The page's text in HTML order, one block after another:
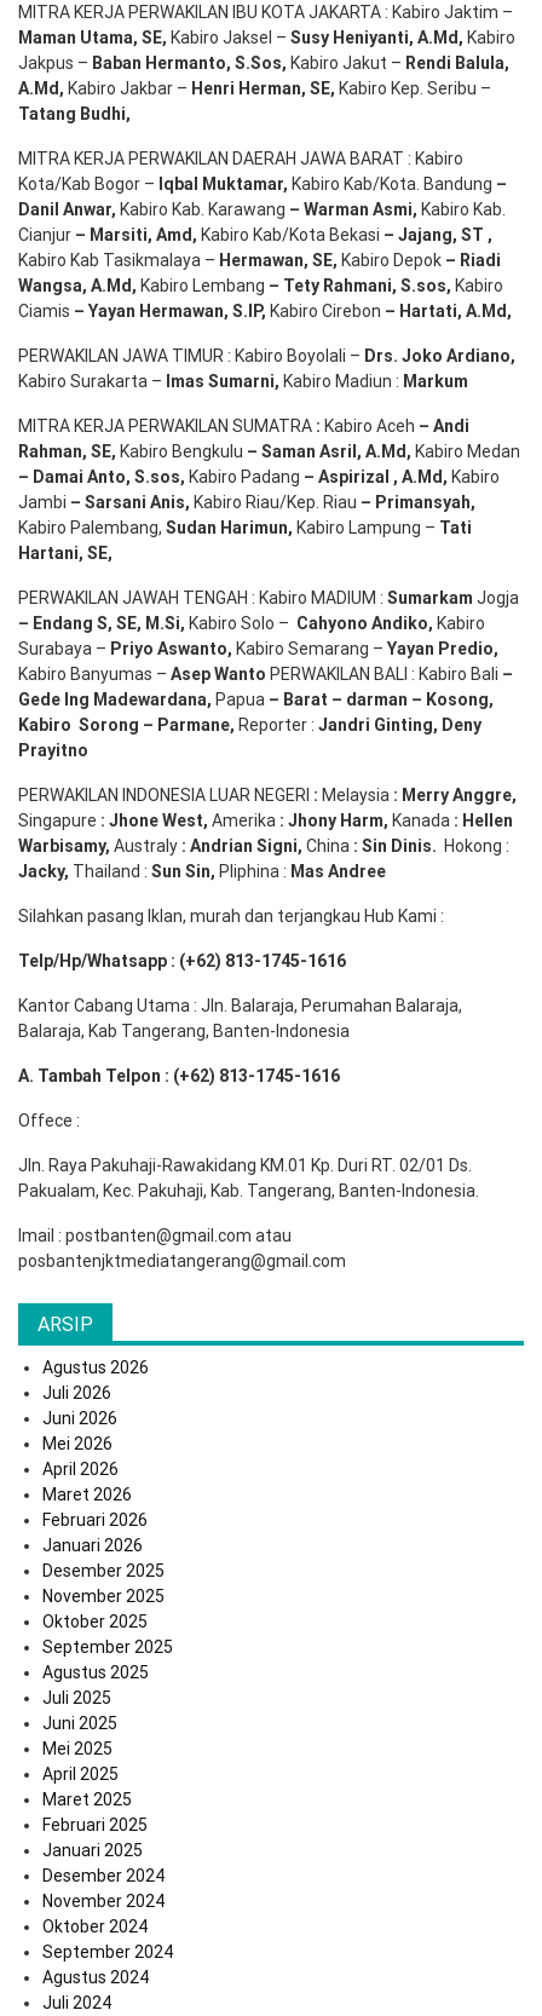
MITRA KERJA PERWAKILAN IBU KOTA JAKARTA : Kabiro Jaktim –
Maman Utama, SE, Kabiro Jaksel – Susy Heniyanti, A.Md , Kabiro
Jakpus – Baban Hermanto, S.Sos, Kabiro Jakut – Rendi Balula,
A.Md , Kabiro Jakbar – Henri Herman, SE, Kabiro Kep. Seribu –
Tatang Budhi,
MITRA KERJA PERWAKILAN DAERAH JAWA BARAT : Kabiro
Kota/Kab Bogor – Iqbal Muktamar, Kabiro Kab/Kota. Bandung –
Danil Anwar, Kabiro Kab. Karawang – Warman Asmi, Kabiro Kab.
Cianjur – Marsiti, Amd , Kabiro Kab/Kota Bekasi – Jajang, ST ,
Kabiro Kab Tasikmalaya – Hermawan, SE, Kabiro Depok – Riadi
Wangsa, A.Md , Kabiro Lembang – Tety Rahmani, S.sos, Kabiro
Ciamis – Yayan Hermawan, S.IP, Kabiro Cirebon – Hartati, A.Md ,
PERWAKILAN JAWA TIMUR : Kabiro Boyolali – Drs. Joko Ardiano,
Kabiro Surakarta – Imas Sumarni, Kabiro Madiun : Markum
MITRA KERJA PERWAKILAN SUMATRA : Kabiro Aceh – Andi
Rahman, SE, Kabiro Bengkulu – Saman Asril , A.Md , Kabiro Medan
– Damai Anto, S.sos, Kabiro Padang – Aspirizal , A.Md , Kabiro
Jambi – Sarsani Anis, Kabiro Riau/Kep. Riau – Primansyah,
Kabiro Palembang, Sudan Harimun, Kabiro Lampung – Tati
Hartani, SE,
PERWAKILAN JAWAH TENGAH : Kabiro MADIUM : Sumarkam Jogja
– Endang S, SE, M.Si, Kabiro Solo – Cahyono Andiko, Kabiro
Surabaya – Priyo Aswanto, Kabiro Semarang – Yayan Predio,
Kabiro Banyumas – AsepWanto PERWAKILAN BALI : Kabiro Bali –
Gede Ing Madewardana, Papua – Barat – darman – Kosong,
Kabiro Sorong – Parmane, Reporter : Jandri Ginting, Deny
Prayitno
PERWAKILAN INDONESIA LUAR NEGERI : Melaysia : MerryAnggre,
Singapure : JhoneWest, Amerika : Jhony Harm, Kanada : Hellen
Warbisamy, Australy : Andrian Signi, China : Sin Dinis. Hokong :
Jacky, Thailand : Sun Sin, Pliphina : Mas Andree
Silahkan pasang Iklan, murah dan terjangkau Hub Kami :
Telp/Hp/Whatsapp : (+62) 813-1745-1616
Kantor Cabang Utama : Jln. Balaraja, Perumahan Balaraja,
Balaraja, Kab Tangerang, Banten-Indonesia
A. Tambah Telpon : (+62) 813-1745-1616
Offece :
Jln. Raya Pakuhaji-Rawakidang KM.01 Kp. Duri RT. 02/01 Ds.
Pakualam, Kec. Pakuhaji, Kab. Tangerang, Banten-Indonesia.
Imail : postbanten@gmail.com atau
posbantenjktmediatangerang@gmail.com
ARSIP
Agustus 2026
Juli 2026
Juni 2026
Mei 2026
April 2026
Maret 2026
Februari 2026
Januari 2026
Desember 2025
November 2025
Oktober 2025
September 2025
Agustus 2025
Juli 2025
Juni 2025
Mei 2025
April 2025
Maret 2025
Februari 2025
Januari 2025
Desember 2024
November 2024
Oktober 2024
September 2024
Agustus 2024
Juli 2024